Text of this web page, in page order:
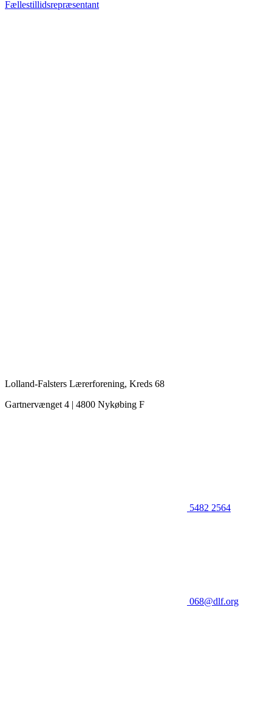
Fællestillidsrepræsentant
Lolland-Falsters Lærerforening, Kreds 68
Gartnervænget 4 | 4800 Nykøbing F
5482 2564
068@dlf.org